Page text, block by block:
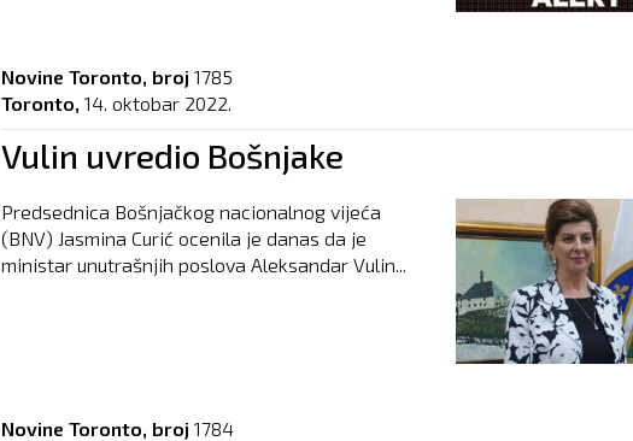
Novine Toronto, broj 1785
Toronto, 14. oktobar 2022.
Vulin uvredio Bošnjake
Predsednica Bošnjačkog nacionalnog vijeća
(BNV) Jasmina Curić ocenila je danas da je
ministar unutrašnjih poslova Aleksandar Vulin...
Novine Toronto, broj 1784